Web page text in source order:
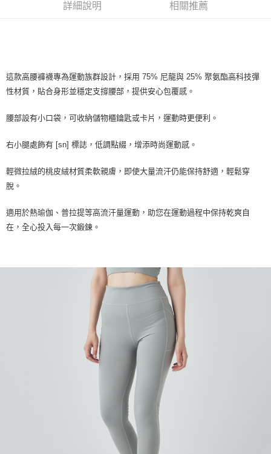
全家超取(2000以上免運)
一般7-11取貨
每筆NT$100，滿NT$2,000(含以上)免運費
每筆NT$100
詳細說明 相關推薦
這款高腰褲襪專為運動族群設計，採用 75% 尼龍與 25% 聚氨酯高科技彈
性材質，貼合身形並穩定支撐腰部，提供安心包覆感。
腰部設有小口袋，可收納儲物櫃鑰匙或卡片，運動時更便利。
右小腿處飾有 [sn] 標誌，低調點綴，增添時尚運動感。
輕微拉絨的桃皮絨材質柔軟親膚，即使大量流汗仍能保持舒適，輕鬆穿
脫。
適用於熱瑜伽、普拉提等高流汗量運動，助您在運動過程中保持乾爽自
在，全心投入每一次鍛鍊。